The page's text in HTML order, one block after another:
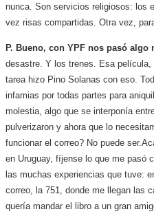
nunca. Son servicios religiosos: los
vez risas compartidas. Otra vez,
P. Bueno, con YPF nos pasó algo
desastre. Y los trenes. Esa
tarea hizo Pino Solanas con eso.
infamias por todas partes para
molestia, algo que se interponía
pulverizaron y ahora que lo
funcionar el correo? No puede ser.
en Uruguay, fíjense lo que me pasó
las muchas experiencias que tuve:
correo, la 751, donde me llegan las
quería mandar el libro a un gran